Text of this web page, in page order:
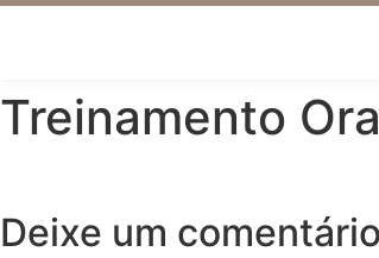
Treinamento
Deixe um comentário